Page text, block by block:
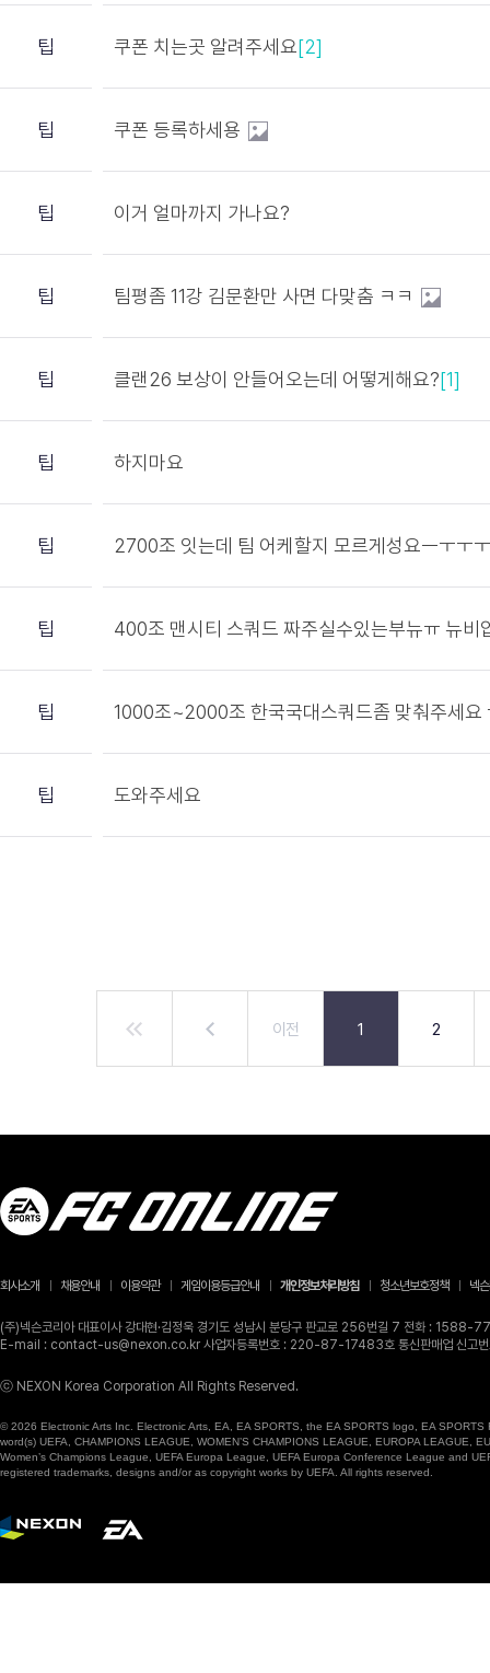
팁 쿠폰 치는곳 알려주세요[2]
팁 쿠폰 등록하세용
팁 이거 얼마까지 가나요?
팁 팀평좀 11강 김문환만 사면 다맞춤 ㅋㅋ
팁 클랜26 보상이 안들어오는데 어떻게해요?[1]
팁 하지마요
팁 2700조 잇는데 팀 어케할지 모르게성요ㅡㅜㅜ
팁 400조 맨시티 스쿼드 짜주실수있는부뉴ㅠ 뉴비
팁 1000조~2000조 한국국대스쿼드좀 맞춰주세요
팁 도와주세요
이전 1 2
회사소개 채용안내 이용약관 게임이용등급안내 개인정보처리방침 청소년보호정책 넥
(주)넥슨코리아 대표이사 강대현·김정욱 경기도 성남시 분당구 판교로 256번길 7 전화 :
E-mail : contact-us@nexon.co.kr 사업자등록번호 : 220-87-17483호 통신판매업 신고
ⓒ NEXON Korea Corporation All Rights Reserved.
© 2026 Electronic Arts Inc. Electronic Arts, EA, EA SPORTS, the EA SPORTS logo, EA
word(s) UEFA, CHAMPIONS LEAGUE, WOMEN’S CHAMPIONS LEAGUE, EUROPA LEAGUE,
Women’s Champions League, UEFA Europa League, UEFA Europa Conference League and
registered trademarks, designs and/or as copyright works by UEFA. All rights reserved.